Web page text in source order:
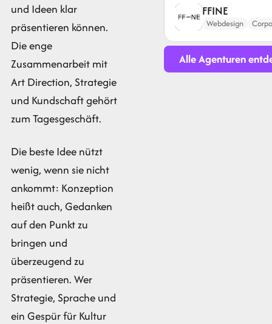
und Ideen klar
präsentieren können.
Die enge
Zusammenarbeit mit
Art Direction, Strategie
und Kundschaft gehört
zum Tagesgeschäft.
Die beste Idee nützt
wenig, wenn sie nicht
ankommt: Konzeption
heißt auch, Gedanken
auf den Punkt zu
bringen und
überzeugend zu
präsentieren. Wer
Strategie, Sprache und
ein Gespür für Kultur
FFINE
Webdesign
Alle Agenturen